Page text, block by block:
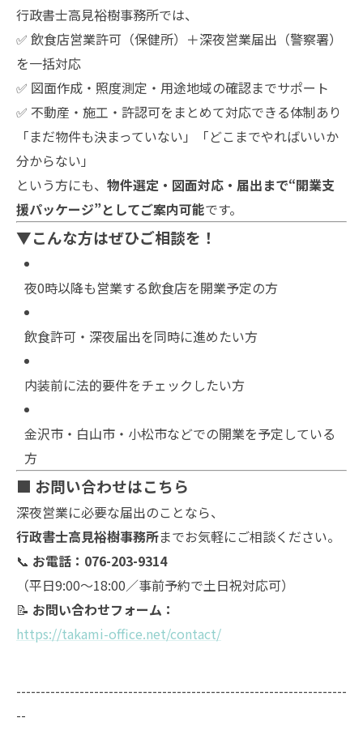
行政書士高見裕樹事務所では、
✅ 飲食店営業許可（保健所）＋深夜営業届出（警察署）
を一括対応
✅ 図面作成・照度測定・用途地域の確認までサポート
✅ 不動産・施工・許認可をまとめて対応できる体制あり
「まだ物件も決まっていない」「どこまでやればいいか
分からない」
という方にも、 物件選定・図面対応・届出まで“開業支
援パッケージ”としてご案内可能です。
▼こんな方はぜひご相談を！
夜0時以降も営業する飲食店を開業予定の方
飲食許可・深夜届出を同時に進めたい方
内装前に法的要件をチェックしたい方
金沢市・白山市・小松市などでの開業を予定している
方
■ お問い合わせはこちら
深夜営業に必要な届出のことなら、
行政書士高見裕樹事務所までお気軽にご相談ください。
📞 お電話：076-203-9314
（平日9:00～18:00／事前予約で土日祝対応可）
📝 お問い合わせフォーム：
https://takami-office.net/contact/
--------------------------------------------------------------------
--